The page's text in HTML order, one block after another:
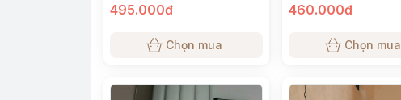
495.000đ
Chọn mua
460.000đ
Chọn mua